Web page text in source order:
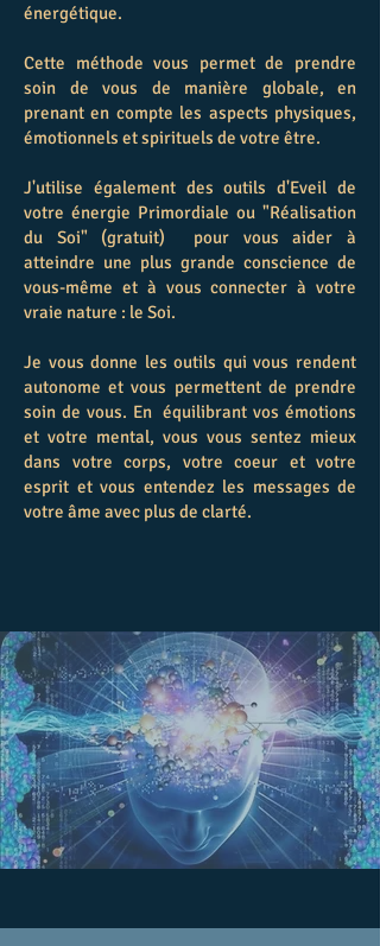
énergétique.
Cette méthode vous permet de prendre
soin de vous de manière globale, en
prenant en compte les aspects physiques,
émotionnels et spirituels de votre être.
J'utilise également des outils d'Eveil de
votre énergie Primordiale ou "Réalisation
du Soi" (gratuit)
pour vous aider à
atteindre une plus grande conscience de
vous-même et à vous connecter à votre
vraie nature : le Soi.
Je vous donne les outils qui vous rendent
autonome et vous permettent de prendre
soin de vous. En équilibrant vos émotions
et votre mental, vous vous sentez mieux
dans votre corps, votre coeur et votre
esprit et vous entendez les messages de
votre âme avec plus de clarté.